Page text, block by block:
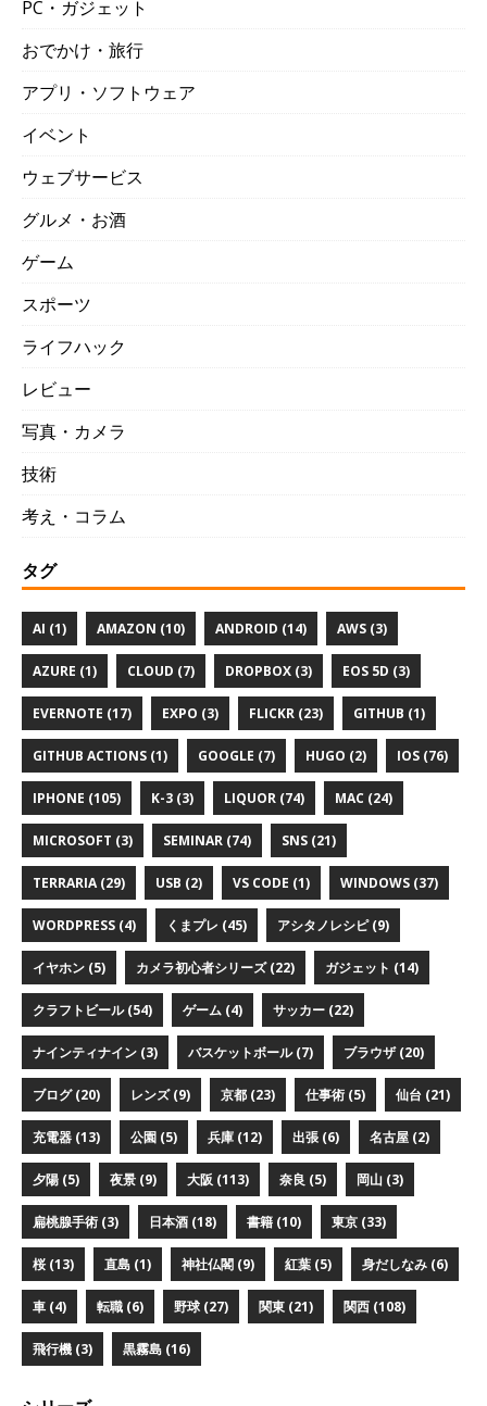
PC・ガジェット
おでかけ・旅行
アプリ・ソフトウェア
イベント
ウェブサービス
グルメ・お酒
ゲーム
スポーツ
ライフハック
レビュー
写真・カメラ
技術
考え・コラム
タグ
AI (1) AMAZON (10) ANDROID (14) AWS (3)
AZURE (1) CLOUD (7) DROPBOX (3) EOS 5D (3)
EVERNOTE (17) EXPO (3) FLICKR (23) GITHUB (1)
GITHUB ACTIONS (1) GOOGLE (7) HUGO (2) IOS (76)
IPHONE (105) K-3 (3) LIQUOR (74) MAC (24)
MICROSOFT (3) SEMINAR (74) SNS (21)
TERRARIA (29) USB (2) VS CODE (1) WINDOWS (37)
WORDPRESS (4) くまプレ (45) アシタノレシピ (9)
イヤホン (5) カメラ初心者シリーズ (22) ガジェット (14)
クラフトビール (54) ゲーム (4) サッカー (22)
ナインティナイン (3) バスケットボール (7) ブラウザ (20)
ブログ (20) レンズ (9) 京都 (23) 仕事術 (5) 仙台 (21)
充電器 (13) 公園 (5) 兵庫 (12) 出張 (6) 名古屋 (2)
夕陽 (5) 夜景 (9) 大阪 (113) 奈良 (5) 岡山 (3)
扁桃腺手術 (3) 日本酒 (18) 書籍 (10) 東京 (33)
桜 (13) 直島 (1) 神社仏閣 (9) 紅葉 (5) 身だしなみ (6)
車 (4) 転職 (6) 野球 (27) 関東 (21) 関西 (108)
飛行機 (3) 黒霧島 (16)